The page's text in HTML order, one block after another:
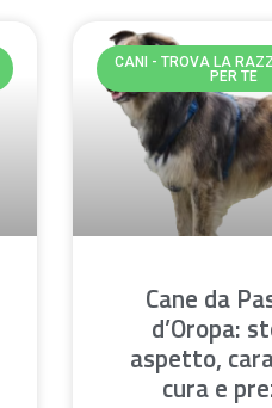
CANI - TROVA LA
PER TE
Cane da
d’Oropa:
aspetto,
cura e